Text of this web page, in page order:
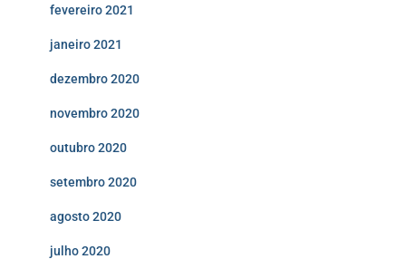
fevereiro 2021
janeiro 2021
dezembro 2020
novembro 2020
outubro 2020
setembro 2020
agosto 2020
julho 2020